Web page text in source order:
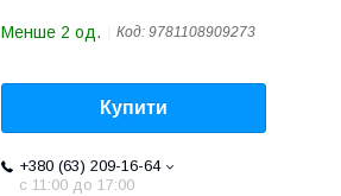
Менше 2 од. Код: 9781108909273
Купити
+380 (63) 209-16-64
с 11:00 до 17:00